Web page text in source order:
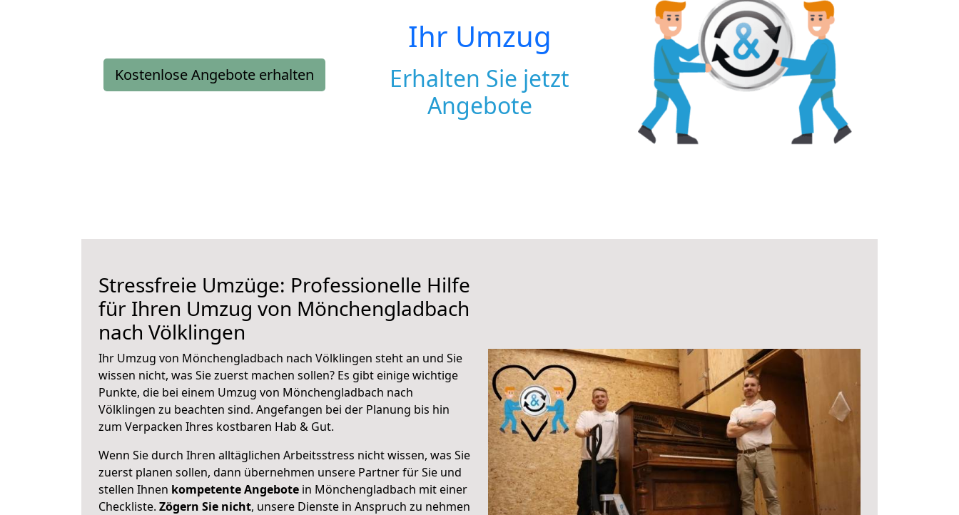
Kostenlose Angebote erhalten
Ihr Umzug
Erhalten Sie jetzt
Angebote
Stressfreie Umzüge: Professionelle Hilfe
für Ihren Umzug von Mönchengladbach
nach Völklingen
Ihr Umzug von Mönchengladbach nach Völklingen steht an und Sie
wissen nicht, was Sie zuerst machen sollen? Es gibt einige wichtige
Punkte, die bei einem Umzug von Mönchengladbach nach
Völklingen zu beachten sind. Angefangen bei der Planung bis hin
zum Verpacken Ihres kostbaren Hab & Gut.
Wenn Sie durch Ihren alltäglichen Arbeitsstress nicht wissen, was Sie
zuerst planen sollen, dann übernehmen unsere Partner für Sie und
stellen Ihnen kompetente Angebote in Mönchengladbach mit einer
Checkliste. Zögern Sie nicht, unsere Dienste in Anspruch zu nehmen